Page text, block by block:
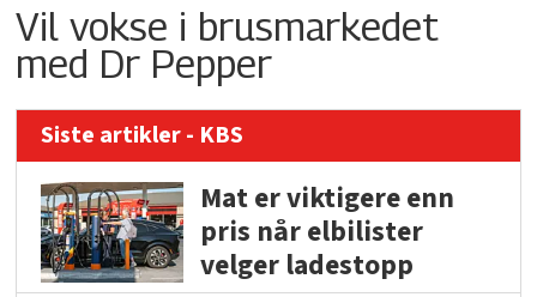
Vil vokse i brusmarkedet
med Dr Pepper
Siste artikler - KBS
Mat er viktigere enn
pris når elbilister
velger ladestopp